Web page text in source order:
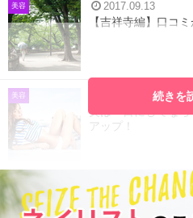
美容 2017.09.13
【吉祥寺編】口コ
美容 2017.03.29
美は一日にしてな
アップ！
続きを